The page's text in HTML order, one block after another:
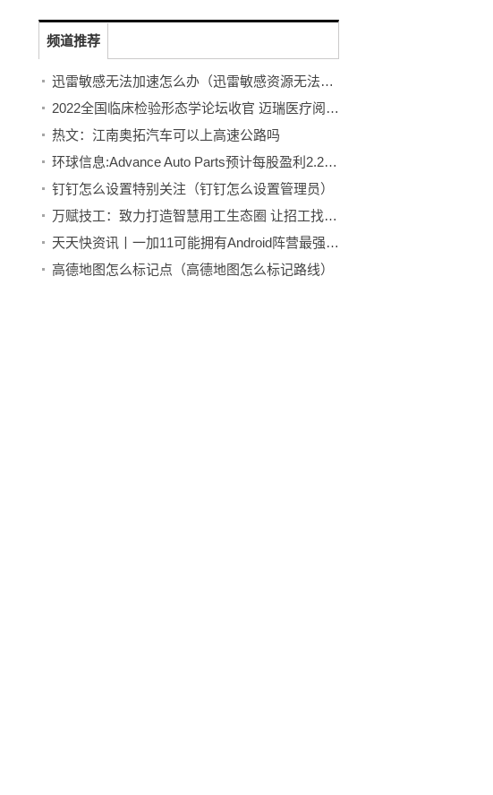
频道推荐
迅雷敏感无法加速怎么办（迅雷敏感资源无法加速）
2022全国临床检验形态学论坛收官 迈瑞医疗阅片机带来“医疗+AI”新想象
热文：江南奥拓汽车可以上高速公路吗
环球信息:Advance Auto Parts预计每股盈利2.22美元
钉钉怎么设置特别关注（钉钉怎么设置管理员）
万赋技工：致力打造智慧用工生态圈 让招工找活更简单更高效
天天快资讯丨一加11可能拥有Android阵营最强的震动马达
高德地图怎么标记点（高德地图怎么标记路线）